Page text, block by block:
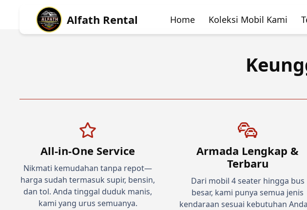
Alfath Rental Home Koleksi Mobil Kami
All-in-One Service
Nikmati kemudahan tanpa repot—
harga sudah termasuk supir, bensin,
dan tol. Anda tinggal duduk manis,
kami yang urus semuanya.
Armada Lengkap &
Terbaru
Dari mobil 4 seater hingga bus
besar, kami punya semua jenis
kendaraan sesuai kebutuhan